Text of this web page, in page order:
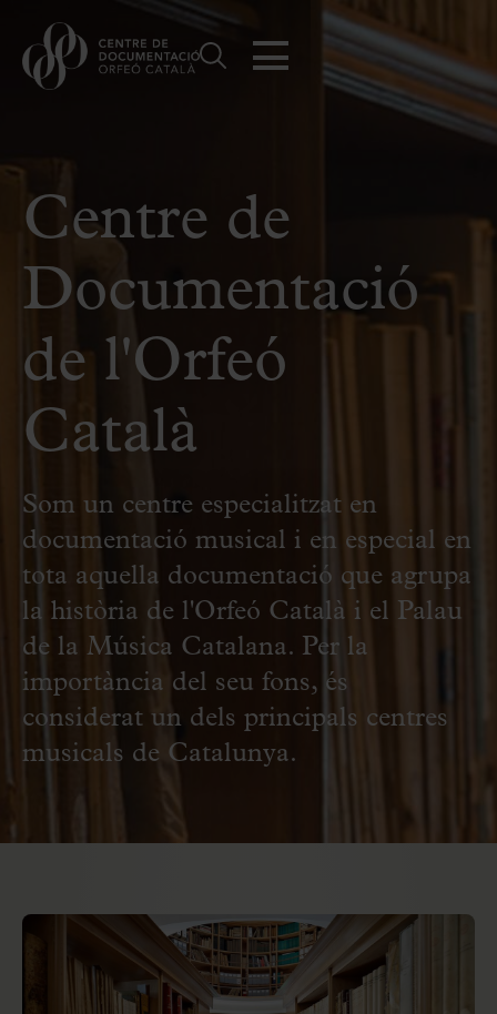
Centre de
Documentació
de l'Orfeó
Català
Som un centre especialitzat en
documentació musical i en especial en
tota aquella documentació que agrupa
la història de l'Orfeó Català i el Palau
de la Música Catalana. Per la
importància del seu fons, és
considerat un dels principals centres
musicals de Catalunya.